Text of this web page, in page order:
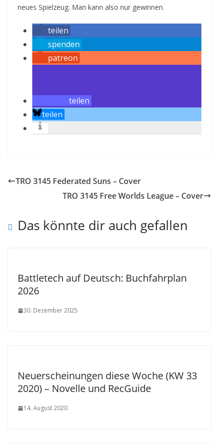
neues Spielzeug. Man kann also nur gewinnen.
teilen
spenden
patreon
teilen
teilen
TRO 3145 Federated Suns – Cover
TRO 3145 Free Worlds League – Cover
Das könnte dir auch gefallen
Battletech auf Deutsch: Buchfahrplan
2026
30. Dezember 2025
Neuerscheinungen diese Woche (KW 33
2020) – Novelle und RecGuide
14. August 2020